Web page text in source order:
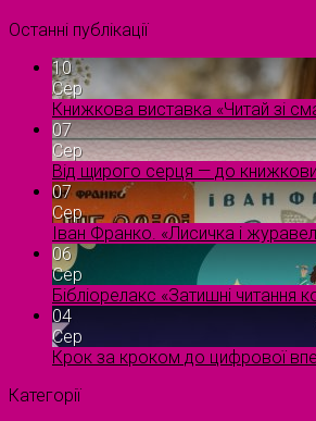
Останні публікації
10
Сер
Книжкова виставка «Читай зі
07
Сер
Від щирого серця — до
07
Сер
Іван Франко. «Лисичка і
06
Сер
Бібліорелакс «Затишні читання
04
Сер
Крок за кроком до цифрової
Категорії